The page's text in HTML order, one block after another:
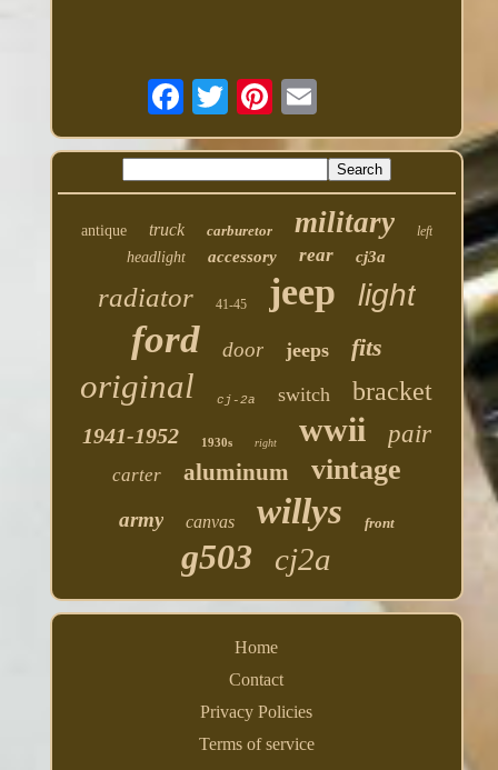
antique truck carburetor military left
headlight accessory rear cj3a
radiator 41-45 jeep light
ford door jeeps fits
original cj-2a switch bracket
1941-1952 1930s right wwii pair
carter aluminum vintage
army canvas willys front
g503 cj2a
Home
Contact
Privacy Policies
Terms of service